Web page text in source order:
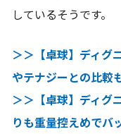
しているそうです。
＞＞【卓球】ディ
やテナジーとの比較
＞＞【卓球】ディ
りも重量控えめでバ